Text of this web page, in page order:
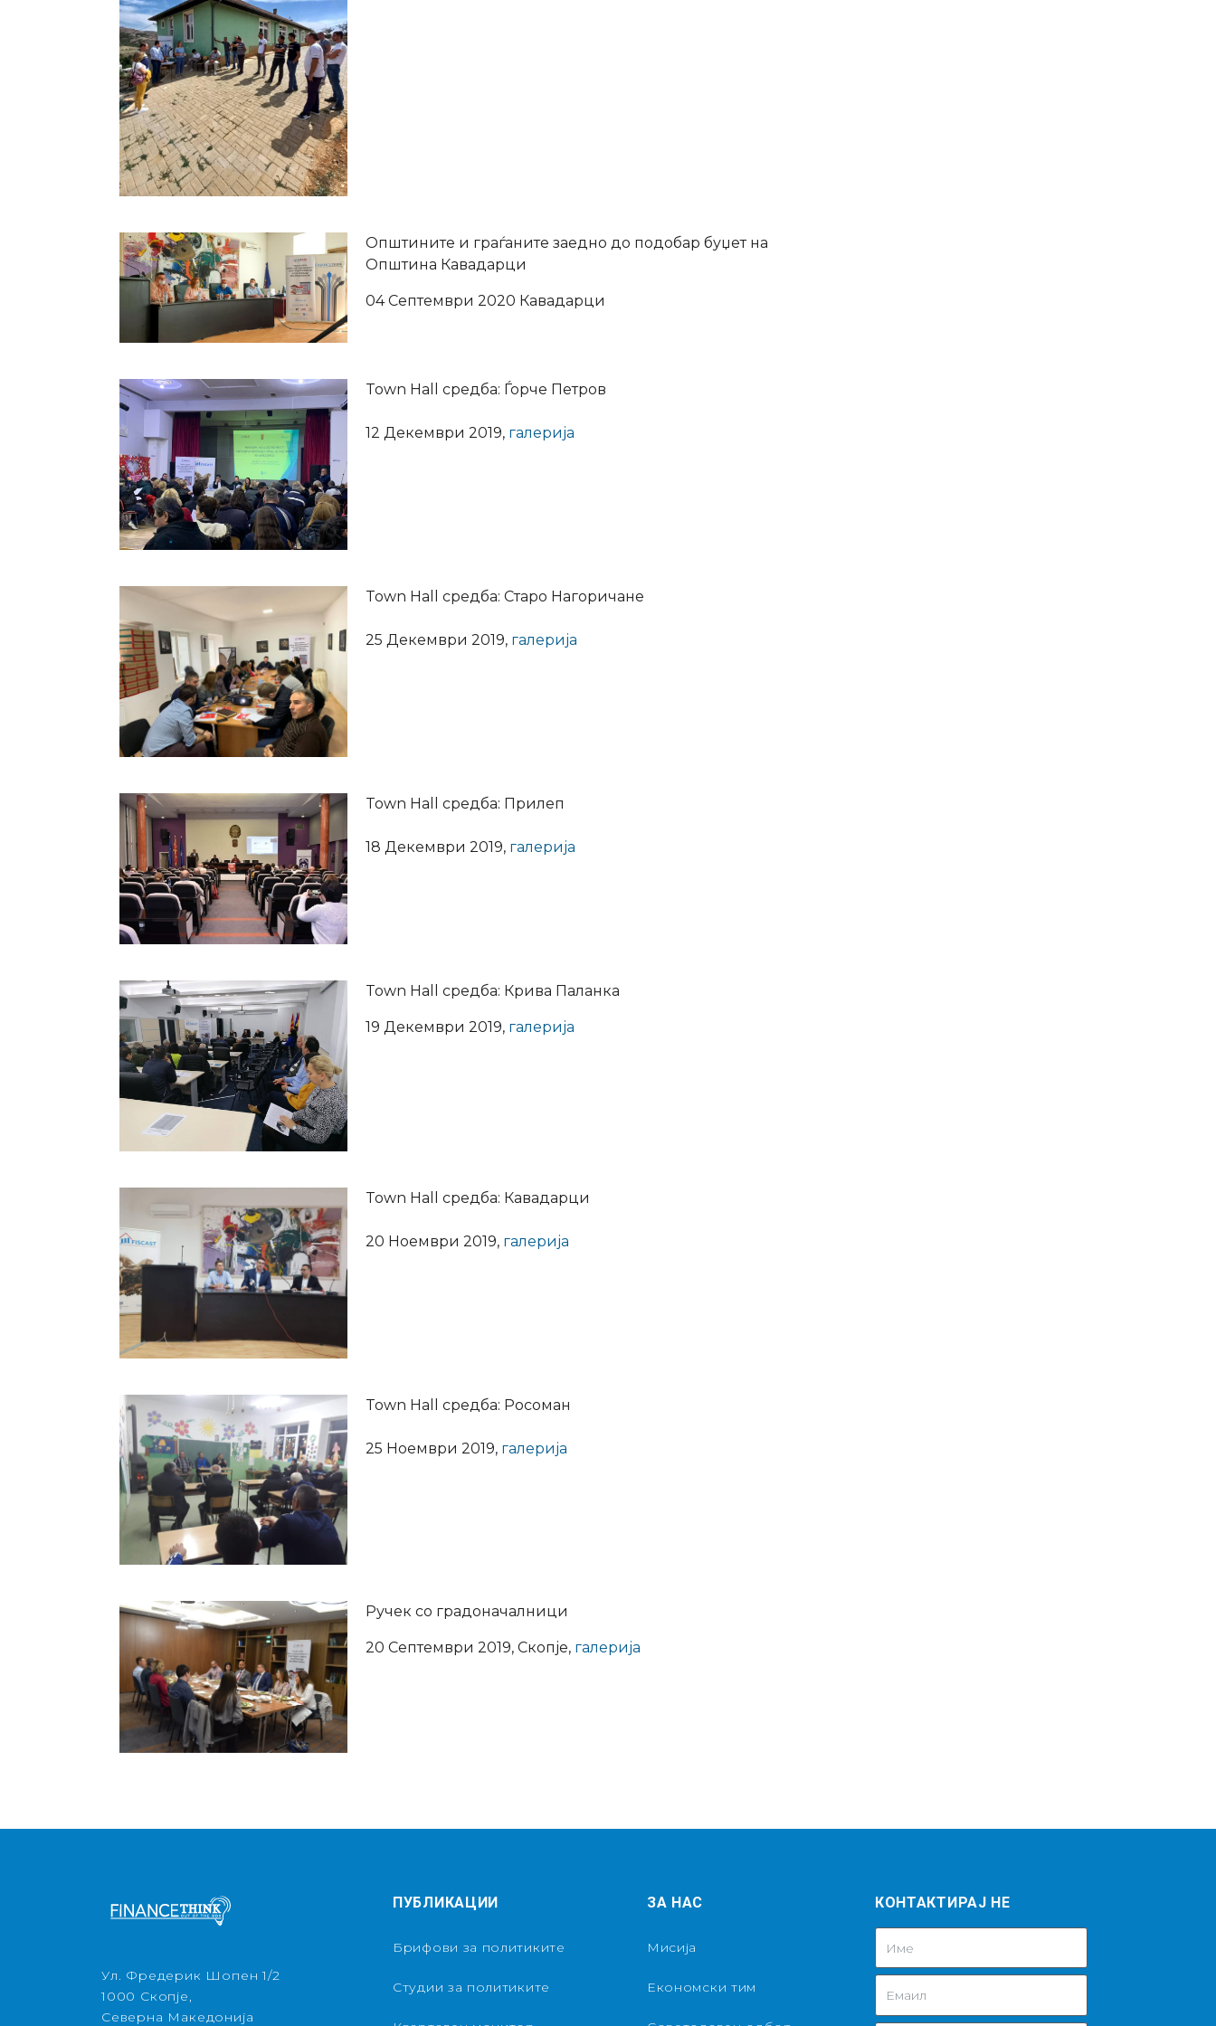
Општините и граѓаните заедно до подобар буџет на
Општина Кавадарци
04 Септември 2020 Кавадарци
Town Hall средба: Ѓорче Петров
12 Декември 2019, галерија
Town Hall средба: Старо Нагоричане
25 Декември 2019, галерија
Town Hall средба: Прилеп
18 Декември 2019, галерија
Town Hall средба: Крива Паланка
19 Декември 2019, галерија
Town Hall средба: Кавадарци
20 Ноември 2019, галерија
Town Hall средба: Росоман
25 Ноември 2019, галерија
Ручек со градоначалници
20 Септември 2019, Скопје, галерија
Ул. Фредерик Шопен 1/2
1000 Скопје,
Северна Македонија
ПУБЛИКАЦИИ
Брифови за политиките
Студии за политиките
ЗА НАС
Мисија
Економски тим
КОНТАКТИРАЈ НЕ